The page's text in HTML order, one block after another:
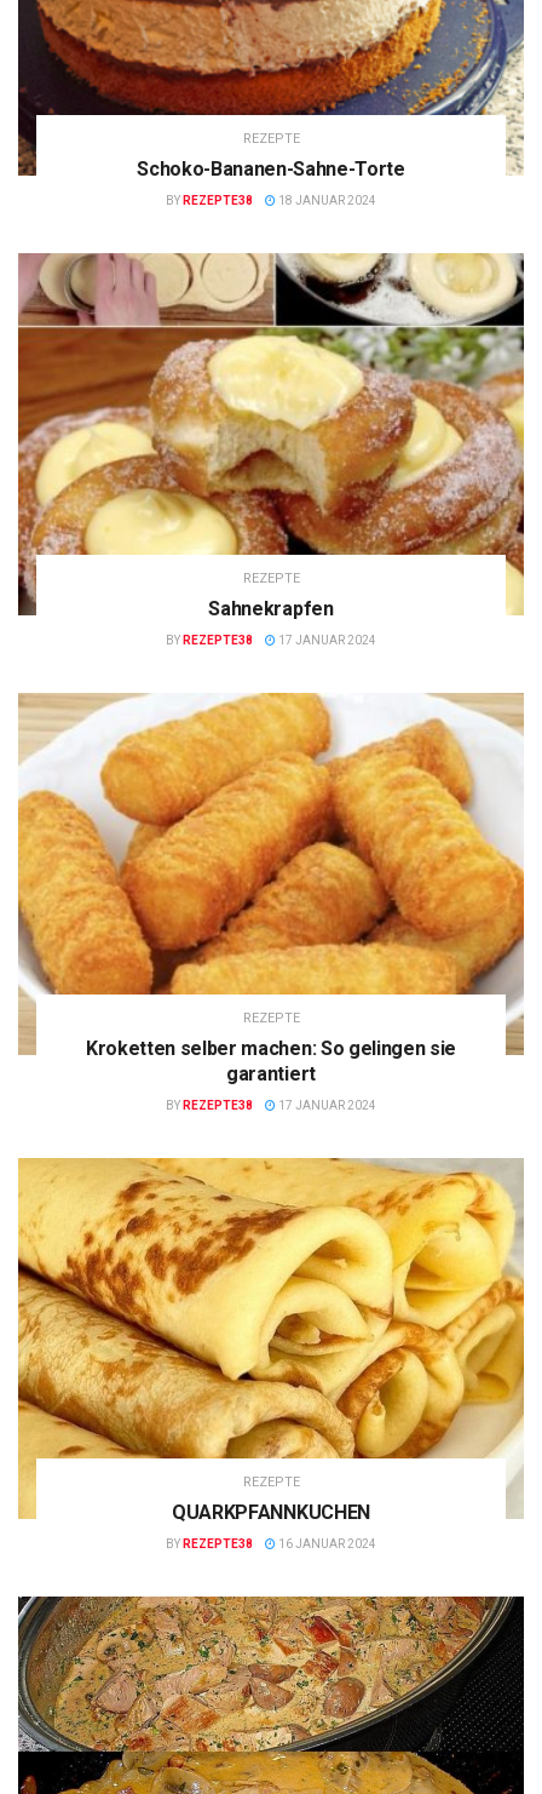
REZEPTE
Schoko-Bananen-Sahne-Torte
BY REZEPTE38 18 JANUAR 2024
REZEPTE
Sahnekrapfen
BY REZEPTE38 17 JANUAR 2024
REZEPTE
Kroketten selber machen: So gelingen sie
garantiert
BY REZEPTE38 17 JANUAR 2024
REZEPTE
QUARKPFANNKUCHEN
BY REZEPTE38 16 JANUAR 2024